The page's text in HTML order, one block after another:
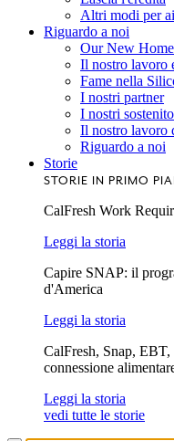
Altri modi per
Riguardo a noi
Our New Home
Il nostro lavoro
Fame nella
I nostri partner
I nostri
Il nostro lavoro
Riguardo a noi
Storie
STORIE IN PRIMO
CalFresh Work
Leggi la storia
Capire SNAP: il
d'America
Leggi la storia
CalFresh, Snap,
connessione
Leggi la storia
vedi tutte le storie